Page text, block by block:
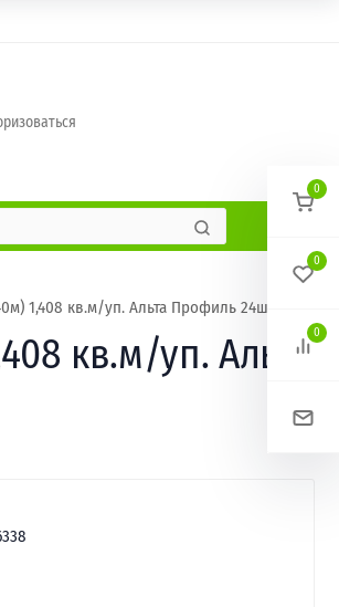
1,408 кв.м/уп. Альта Профиль 24шт/уп
кв.м/уп. Альта
0
0
0